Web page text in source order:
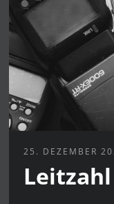
25. DEZEMBER
Leitzahl